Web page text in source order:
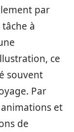
par
à
ce
souvent
Par
et
de